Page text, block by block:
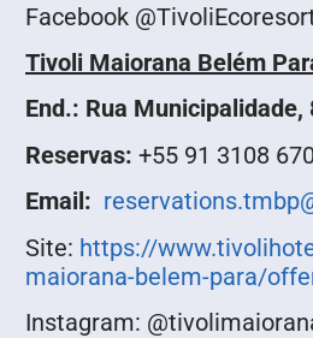
Facebook
Tivoli Maiorana Belém
End.: Rua Municipalidade,
Reservas: +55 91 3108
Email:
Site: https://
maiorana-belem-para/
Instagram: